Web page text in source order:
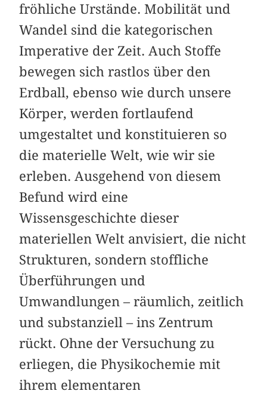
fröhliche Urstände. Mobilität und
Wandel sind die kategorischen
Imperative der Zeit. Auch Stoffe
bewegen sich rastlos über den
Erdball, ebenso wie durch unsere
Körper, werden fortlaufend
umgestaltet und konstituieren so
die materielle Welt, wie wir sie
erleben. Ausgehend von diesem
Befund wird eine
Wissensgeschichte dieser
materiellen Welt anvisiert, die nicht
Strukturen, sondern stoffliche
Überführungen und
Umwandlungen – räumlich, zeitlich
und substanziell – ins Zentrum
rückt. Ohne der Versuchung zu
erliegen, die Physikochemie mit
ihrem elementaren